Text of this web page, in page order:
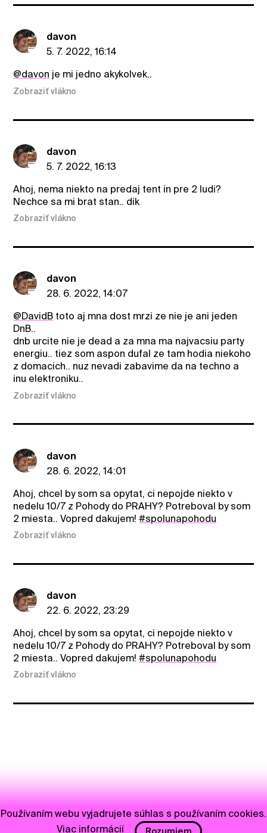
davon
5. 7. 2022, 16:14
@davon je mi jedno akykolvek..
Zobraziť vlákno
davon
5. 7. 2022, 16:13
Ahoj, nema niekto na predaj tent in pre 2 ludi?
Nechce sa mi brat stan.. dik
Zobraziť vlákno
davon
28. 6. 2022, 14:07
@DavidB toto aj mna dost mrzi ze nie je ani jeden
DnB..
dnb urcite nie je dead a za mna ma najvacsiu party
energiu.. tiez som aspon dufal ze tam hodia niekoho
z domacich.. nuz nevadi zabavime da na techno a
inu elektroniku..
Zobraziť vlákno
davon
28. 6. 2022, 14:01
Ahoj, chcel by som sa opytat, ci nepojde niekto v
nedelu 10/7 z Pohody do PRAHY? Potreboval by som
2 miesta.. Vopred dakujem!#spolunapohodu
Zobraziť vlákno
davon
22. 6. 2022, 23:29
Ahoj, chcel by som sa opytat, ci nepojde niekto v
nedelu 10/7 z Pohody do PRAHY? Potreboval by som
2 miesta.. Vopred dakujem!#spolunapohodu
Zobraziť vlákno
Používaním webu vyjadrujete súhlas s používaním cookies.
Viac informácií